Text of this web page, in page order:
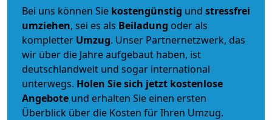
Bei uns können Sie kostengünstig und stressfrei
umziehen, sei es als Beiladung oder als
kompletter Umzug. Unser Partnernetzwerk, das
wir über die Jahre aufgebaut haben, ist
deutschlandweit und sogar international
unterwegs. Holen Sie sich jetzt kostenlose
Angebote und erhalten Sie einen ersten
Überblick über die Kosten für Ihren Umzug.